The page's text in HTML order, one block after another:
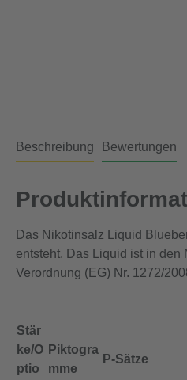
Beschreibung Bewertungen
Das Nikotinsalz Liquid
entsteht. Das Liquid ist in
Verordnung (EG) Nr. 1272/
Stär
ke/O
ptio
Piktogra
mme
P-Sätze